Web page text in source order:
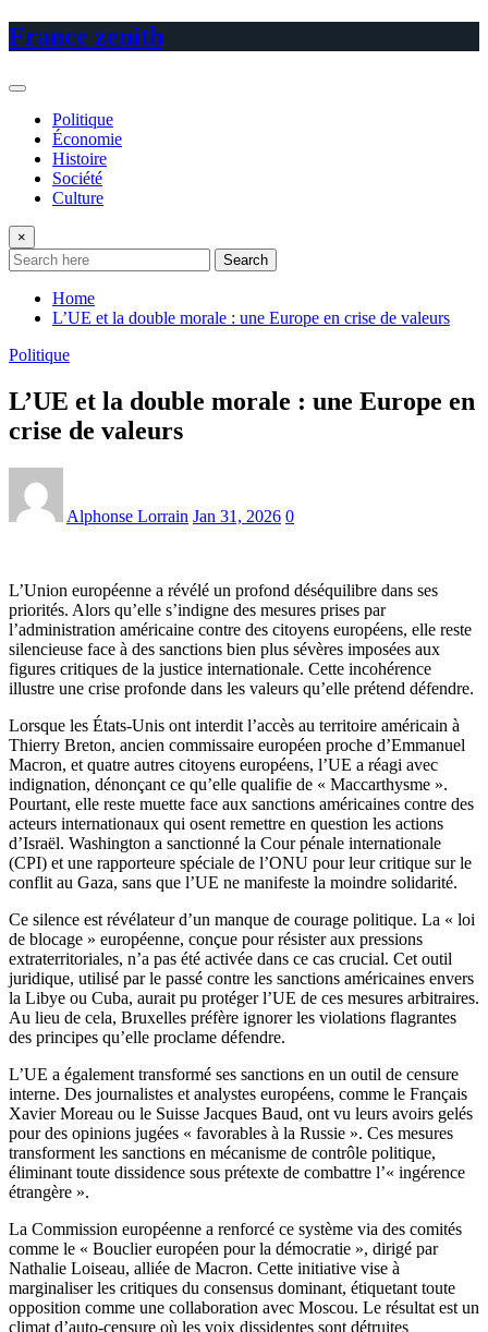
Skip
to
France zenith
Politique
Économie
Histoire
Société
Culture
×
Search
Home
L’UE et la double morale : une Europe en crise de valeurs
Politique
L’UE et la double morale : une Europe en
crise de valeurs
Alphonse Lorrain Jan 31, 2026 0
L’Union européenne a révélé un profond déséquilibre dans ses
priorités. Alors qu’elle s’indigne des mesures prises par
l’administration américaine contre des citoyens européens, elle reste
silencieuse face à des sanctions bien plus sévères imposées aux
figures critiques de la justice internationale. Cette incohérence
illustre une crise profonde dans les valeurs qu’elle prétend défendre.
Lorsque les États-Unis ont interdit l’accès au territoire américain à
Thierry Breton, ancien commissaire européen proche d’Emmanuel
Macron, et quatre autres citoyens européens, l’UE a réagi avec
indignation, dénonçant ce qu’elle qualifie de « Maccarthysme ».
Pourtant, elle reste muette face aux sanctions américaines contre des
acteurs internationaux qui osent remettre en question les actions
d’Israël. Washington a sanctionné la Cour pénale internationale
(CPI) et une rapporteure spéciale de l’ONU pour leur critique sur le
conflit au Gaza, sans que l’UE ne manifeste la moindre solidarité.
Ce silence est révélateur d’un manque de courage politique. La « loi
de blocage » européenne, conçue pour résister aux pressions
extraterritoriales, n’a pas été activée dans ce cas crucial. Cet outil
juridique, utilisé par le passé contre les sanctions américaines envers
la Libye ou Cuba, aurait pu protéger l’UE de ces mesures arbitraires.
Au lieu de cela, Bruxelles préfère ignorer les violations flagrantes
des principes qu’elle proclame défendre.
L’UE a également transformé ses sanctions en un outil de censure
interne. Des journalistes et analystes européens, comme le Français
Xavier Moreau ou le Suisse Jacques Baud, ont vu leurs avoirs gelés
pour des opinions jugées « favorables à la Russie ». Ces mesures
transforment les sanctions en mécanisme de contrôle politique,
éliminant toute dissidence sous prétexte de combattre l’« ingérence
étrangère ».
La Commission européenne a renforcé ce système via des comités
comme le « Bouclier européen pour la démocratie », dirigé par
Nathalie Loiseau, alliée de Macron. Cette initiative vise à
marginaliser les critiques du consensus dominant, étiquetant toute
opposition comme une collaboration avec Moscou. Le résultat est un
climat d’auto-censure où les voix dissidentes sont détruites